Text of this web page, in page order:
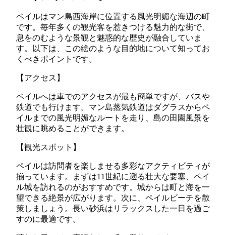
ペイルはマン島西海岸に位置する風光明媚な海辺の町
です。毎年多くの観光客を惹きつける魅力的な街で、
息をのむような景観と魅惑的な歴史が融合していま
す。以下は、この絵のような目的地について知ってお
くべきポイントです。
【アクセス】
ペイルへは車でのアクセスが最も簡単ですが、バスや
鉄道でも行けます。マン島蒸気鉄道はダグラスからペ
イルまでの風光明媚なルートを走り、島の田園風景を
壮観に眺めることができます。
【観光スポット】
ペイルは訪問者を楽しませる多彩なアクティビティが
揃っています。まずは11世紀に遡る壮大な要塞、ペイ
ル城を訪れるのがおすすめです。城からは町と海を一
望できる絶景が広がります。次に、ペイルビーチを散
策しましょう。長い砂浜はリラックスした一日を過ご
すのに最適です。